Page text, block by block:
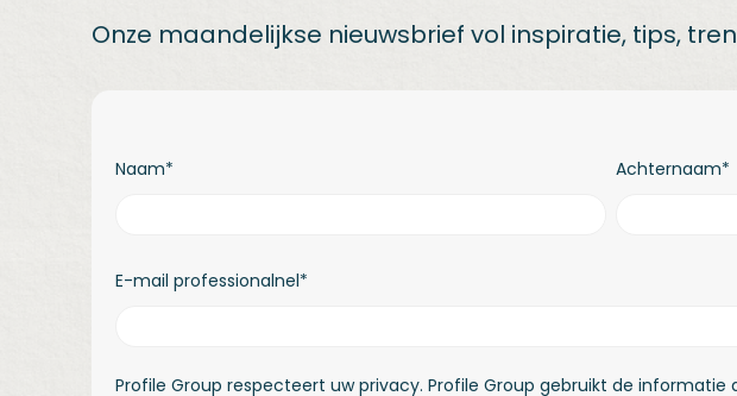
Onze maandelijkse nieuwsbrief vol inspiratie, tips,
Naam* Achternaam*
E-mail professionalnel*
Profile Group respecteert uw privacy. Profile Group gebruikt de